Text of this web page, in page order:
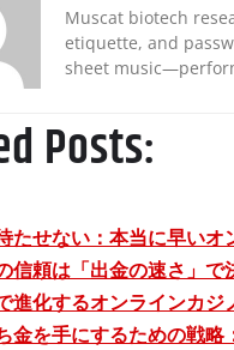
Muscat biotech
etiquette, and
sheet
Posts:
たせない：本当に早い
信頼は「出金の速さ」
進化するオンラインカ
金を手にするための戦